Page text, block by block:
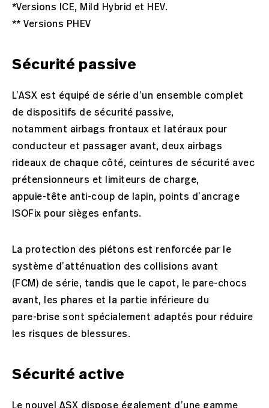
*Versions ICE, Mild Hybrid et HEV.
** Versions PHEV
Sécurité passive
L’ASX est équipé de série d’un ensemble complet
de dispositifs de sécurité passive,
notamment airbags frontaux et latéraux pour
conducteur et passager avant, deux airbags
rideaux de chaque côté, ceintures de sécurité avec
prétensionneurs et limiteurs de charge,
appuie-tête anti-coup de lapin, points d’ancrage
ISOFix pour sièges enfants.
La protection des piétons est renforcée par le
système d’atténuation des collisions avant
(FCM) de série, tandis que le capot, le pare-chocs
avant, les phares et la partie inférieure du
pare-brise sont spécialement adaptés pour réduire
les risques de blessures.
Sécurité active
Le nouvel ASX dispose également d’une gamme